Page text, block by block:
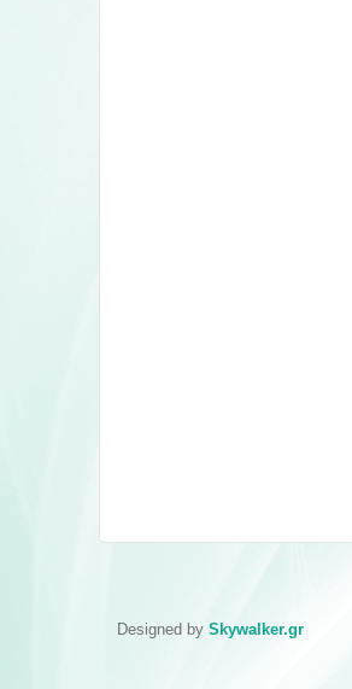
Designed by Skywalker.gr